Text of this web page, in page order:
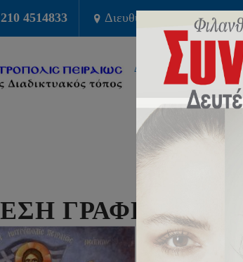
4514833 Διευθυνση: Φίλωνος 45
ΔΙΟΙΚΗΣΗ
ΓΡΑΦΕΙΟΥ